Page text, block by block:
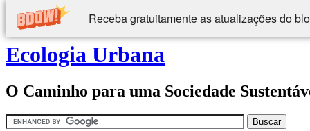
Receba gratuitamente as atualizações do
Ecologia Urbana
O Caminho para uma Sociedade